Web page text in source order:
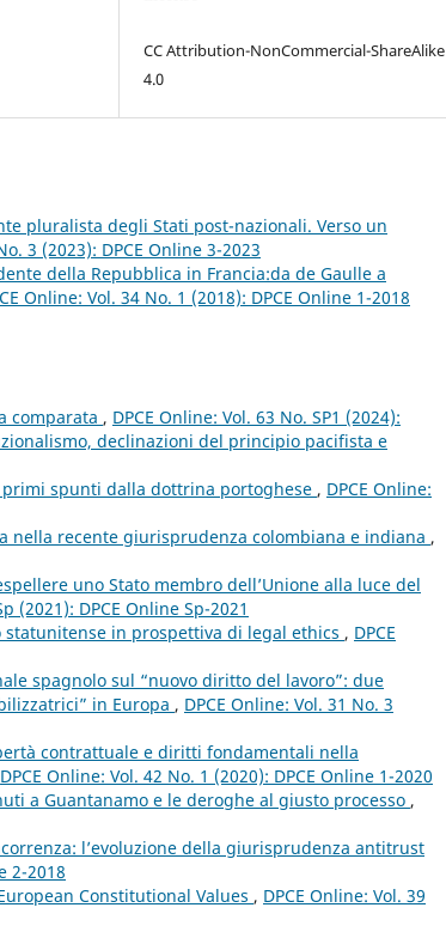
CC Attribution-NonCommercial-ShareAlike
4.0
pluralista degli Stati post-nazionali. Verso un
3 (2023): DPCE Online 3-2023
della Repubblica in Francia:da de Gaulle a
Online: Vol. 34 No. 1 (2018): DPCE Online 1-2018
comparata , DPCE Online: Vol. 63 No. SP1 (2024):
declinazioni del principio pacifista e
spunti dalla dottrina portoghese , DPCE Online:
nella recente giurisprudenza colombiana e indiana ,
uno Stato membro dell’Unione alla luce del
(2021): DPCE Online Sp-2021
in prospettiva di legal ethics , DPCE
spagnolo sul “nuovo diritto del lavoro”: due
in Europa , DPCE Online: Vol. 31 No. 3
contrattuale e diritti fondamentali nella
DPCE Online: Vol. 42 No. 1 (2020): DPCE Online 1-2020
a Guantanamo e le deroghe al giusto processo ,
l’evoluzione della giurisprudenza antitrust
2-2018
Constitutional Values , DPCE Online: Vol. 39